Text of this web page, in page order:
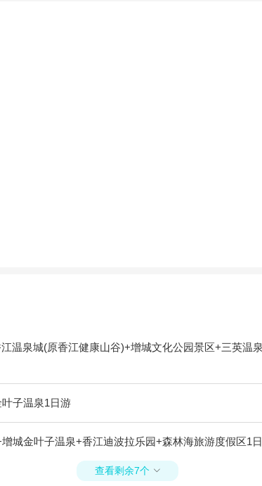
温泉城(原香江健康山谷)+增城文化公园景区+三英
子温泉1日游
城金叶子温泉+香江迪波拉乐园+森林海旅游度假区1
查看剩余7个 